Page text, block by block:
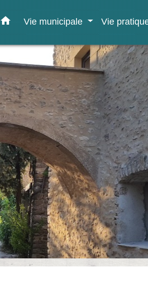
home Vie municipale Vie